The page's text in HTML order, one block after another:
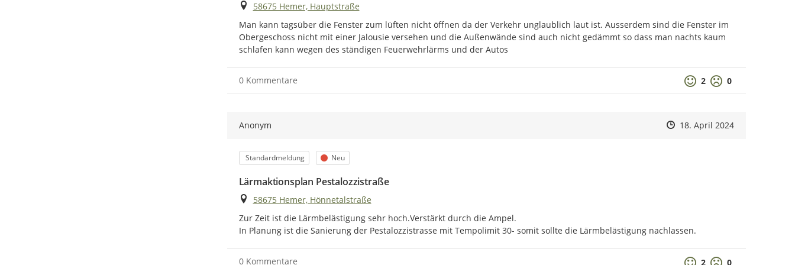
Ort
58675 Hemer, Hauptstraße
Man kann tagsüber die Fenster zum lüften nicht öffnen da der Verkehr unglaublich laut ist. Ausserdem sind die Fenster im
Obergeschoss nicht mit einer Jalousie versehen und die Außenwände sind auch nicht gedämmt so dass man nachts kaum
schlafen kann wegen des ständigen Feuerwehrlärms und der Autos
0 Kommentare Positive Bewertung
2 Negative
0
Anonym Zeitpunkt des Erstellens
Zeitpunkt des Erstellens
18. April 2024Zur Äußerung
Kategorie
Standardmeldung Status
Neu
Lärmaktionsplan Pestalozzistraße
Ort
58675 Hemer, Hönnetalstraße
Zur Zeit ist die Lärmbelästigung sehr hoch.Verstärkt durch die Ampel.
In Planung ist die Sanierung der Pestalozzistrasse mit Tempolimit 30- somit sollte die Lärmbelästigung nachlassen.
0 Kommentare Positive Bewertung
2 Negative
0